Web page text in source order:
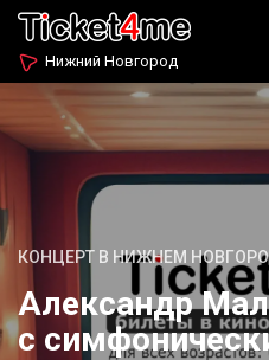
Нижний Новгород
КОНЦЕРТ В НИЖНЕМ
Александр
с